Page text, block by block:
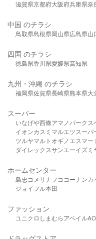
滋賀県京都府大阪府兵庫県奈
中国 のチラシ
鳥取県島根県岡山県広島県山
四国 のチラシ
徳島県香川県愛媛県高知県
九州・沖縄 のチラシ
福岡県佐賀県長崎県熊本県大
スーパー
いなげや西條アマノパークス
イオンカスミ マルエツスーパ
ツルヤマルト オギノ エスマー
ダイレックスサンエーイズミ
ホームセンター
島忠 コメリ ナフコ コーナンカ
ジョイフル本田
ファッション
ユニクロ しまむら アベイル